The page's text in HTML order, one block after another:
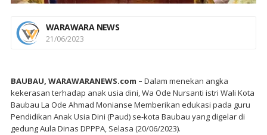
WARAWARA NEWS
21/06/2023
BAUBAU, WARAWARANEWS.com – Dalam menekan angka
kekerasan terhadap anak usia dini, Wa Ode Nursanti istri Wali Kota
Baubau La Ode Ahmad Monianse Memberikan edukasi pada guru
Pendidikan Anak Usia Dini (Paud) se-kota Baubau yang digelar di
gedung Aula Dinas DPPPA, Selasa (20/06/2023).